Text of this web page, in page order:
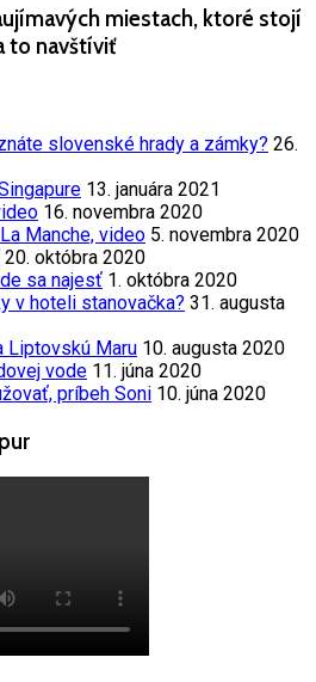
miestach, ktoré stojí
to navštíviť
slovenské hrady a zámky? 26.
13. januára 2021
16. novembra 2020
Manche, video 5. novembra 2020
20. októbra 2020
sa najesť 1. októbra 2020
v hoteli stanovačka? 31. augusta
Liptovskú Maru 10. augusta 2020
vode 11. júna 2020
príbeh Soni 10. júna 2020